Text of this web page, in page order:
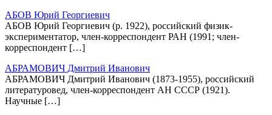
АБОВ Юрий Георгиевич
АБОВ Юрий Георгиевич (р. 1922), российский физик-
экспериментатор, член-корреспондент РАН (1991; член-
корреспондент […]
АБРАМОВИЧ Дмитрий Иванович
АБРАМОВИЧ Дмитрий Иванович (1873-1955), российский
литературовед, член-корреспондент АН СССР (1921).
Научные […]